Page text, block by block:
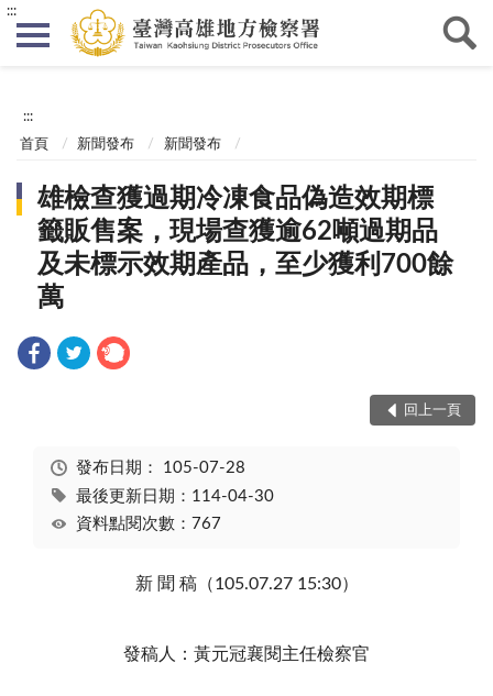
:::
:::
首頁 新聞發布 新聞發布
雄檢查獲過期冷凍食品偽造效期標
籤販售案，現場查獲逾62噸過期品
及未標示效期產品，至少獲利700餘
萬
回上一頁
發布日期： 105-07-28
最後更新日期：114-04-30
資料點閱次數：767
新 聞 稿（105.07.27 15:30）
發稿人：黃元冠襄閱主任檢察官